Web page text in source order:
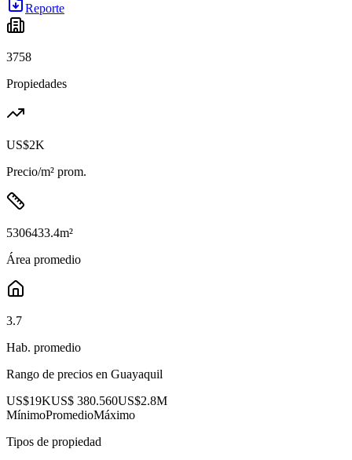
Reporte
3758
Propiedades
US$2K
Precio/m² prom.
5306433.4m²
Área promedio
3.7
Hab. promedio
Rango de precios en Guayaquil
US$19KUS$ 380.560US$2.8M
MínimoPromedioMáximo
Tipos de propiedad